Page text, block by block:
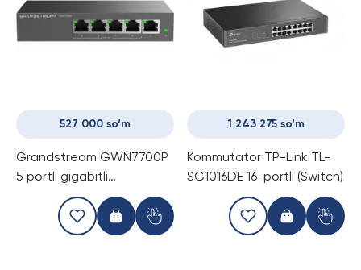
527 000 so‘m
Grandstream GWN7700P
5 portli gigabitli
kommutator
1 243 275 so‘m
Kommutator TP-Link TL-
SG1016DE 16-portli (Switch)